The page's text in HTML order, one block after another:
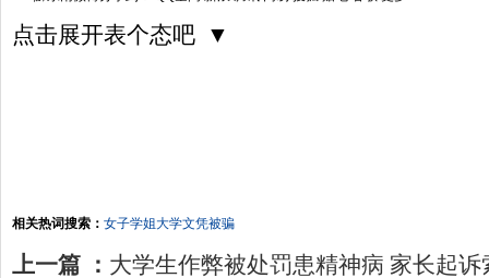
点击展开表个态吧 ▼
相关热词搜索： 女子学姐大学文凭被骗
上一篇 ： 大学生作弊被处罚患精神病 家长起诉